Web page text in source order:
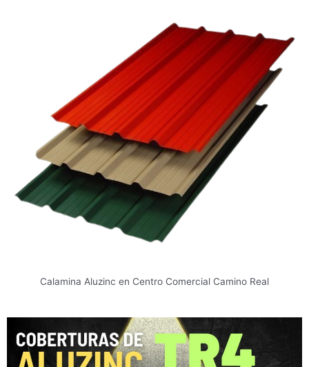
Calamina Aluzinc en Centro Comercial Camino Real